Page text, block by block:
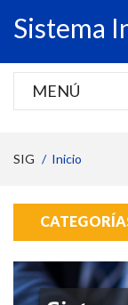
Sistema
MENÚ
SIG Inicio